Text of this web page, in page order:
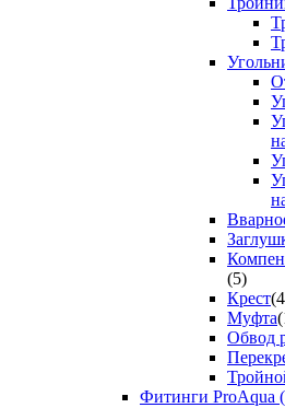
(5)
Крест
Муфта
Обвод
Фитинги ProAqua